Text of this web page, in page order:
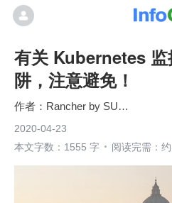
有关 Kubernetes
阱，注意避免！
Rancher by SUSE
2020-04-23
本文字数：1555 字
阅读完需：